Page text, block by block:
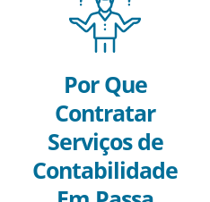
Por Que
Contratar
Serviços de
Contabilidade